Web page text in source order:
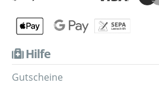
Hilfe
Gutscheine